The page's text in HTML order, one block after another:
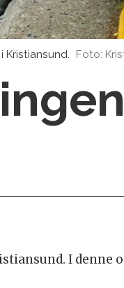
Kristiansund. Foto:
I denne